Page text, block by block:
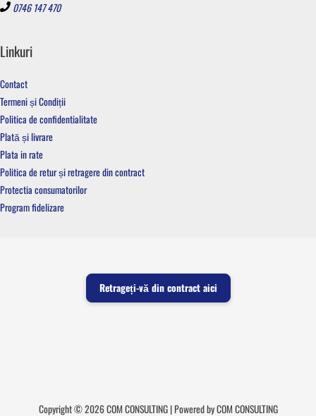
0746 147 470
Linkuri
Contact
Termeni și Condiții
Politica de confidentialitate
Plată și livrare
Plata in rate
Politica de retur și retragere din contract
Protectia consumatorilor
Program fidelizare
Retrageți-vă din contract aici
Copyright © 2026 COM CONSULTING | Powered by COM CONSULTING